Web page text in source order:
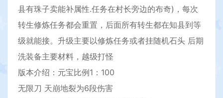
县有珠子卖能补属性.任务在村长旁边的布奇)，每次
转生修炼任务都会重置，后面所有转生都在知县到等
级就能接。升级主要以修炼任务或者挂随机石头 后期
洗装备主要材料，越级打怪
版本介绍：元宝比例1：100
无限刀 天崩地裂为6段伤害